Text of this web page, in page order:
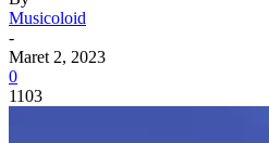
Musicoloid
-
Maret 2, 2023
0
1103